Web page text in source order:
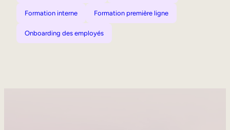
Formation interne Formation première ligne
Onboarding des employés